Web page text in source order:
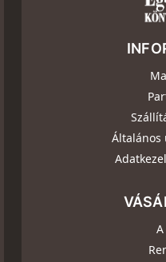
Általános